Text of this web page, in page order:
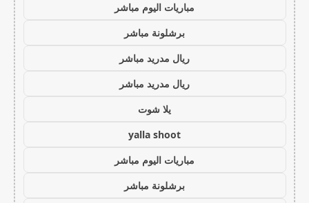
مباريات اليوم مباشر
برشلونة مباشر
ريال مدريد مباشر
ريال مدريد مباشر
يلا شوت
yalla shoot
مباريات اليوم مباشر
برشلونة مباشر